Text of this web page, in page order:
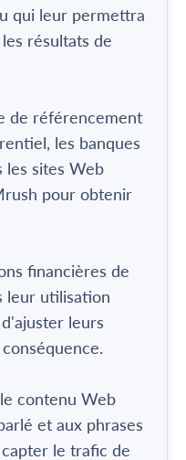
qui leur permettra
résultats de
de référencement
les banques
les sites Web
pour obtenir
financières de
leur utilisation
leurs
contenu Web
et aux phrases
le trafic de